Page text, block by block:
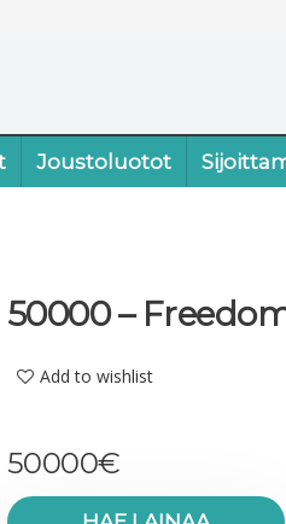
Joustoluotot
50000 –
Add to wishlist
50000€